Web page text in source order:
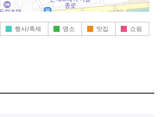
행사/축제 명소 맛집 쇼핑